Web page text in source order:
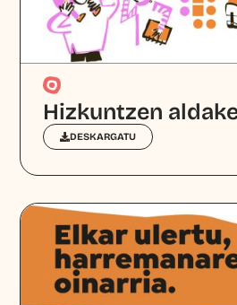
Hizkuntzen
DESKARGATU